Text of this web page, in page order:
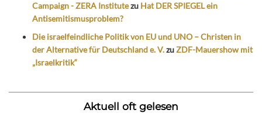
Campaign - ZERA Institutezu Hat DER SPIEGEL ein
Antisemitismusproblem?
Die israelfeindliche Politik von EU und UNO – Christen in
der Alternative für Deutschland e. V.zuZDF-Mauershow mit
„Israelkritik“
Aktuell oft gelesen